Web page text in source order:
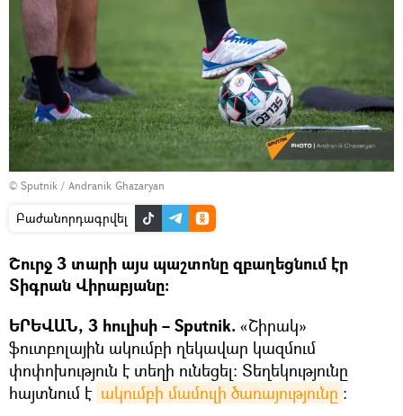
© Sputnik / Andranik Ghazaryan
Բաժանորդագրվել
Շուրջ 3 տարի այս պաշտոնը զբաղեցնում էր
Տիգրան Վիրաբյանը։
ԵՐԵՎԱՆ, 3 հուլիսի – Sputnik. «Շիրակ»
ֆուտբոլային ակումբի ղեկավար կազմում
փոփոխություն է տեղի ունեցել։ Տեղեկությունը
հայտնում է ակումբի մամուլի ծառայությունը ։